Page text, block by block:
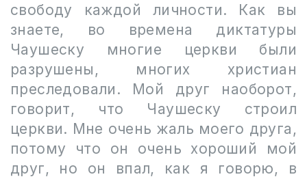
свободу каждой личности. Как вы
знаете, во времена диктатуры
Чаушеску многие церкви были
разрушены, многих христиан
преследовали. Мой друг наоборот,
говорит, что Чаушеску строил
церкви. Мне очень жаль моего друга,
потому что он очень хороший мой
друг, но он впал, как я говорю, в